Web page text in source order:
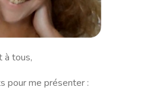
à tous,
pour me présenter :